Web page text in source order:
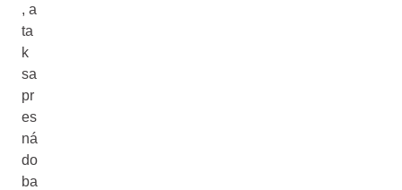
, a
ta
k
sa
pr
es
ná
do
ba